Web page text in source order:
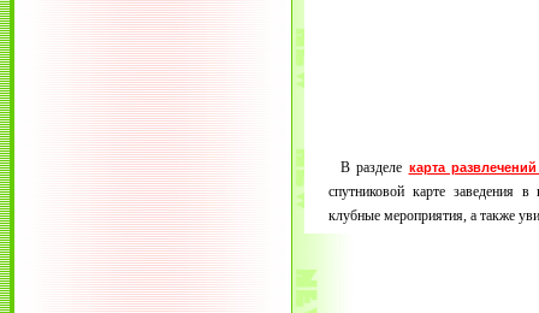
В разделе карта
спутниковой карте заведения
клубные мероприятия, а также